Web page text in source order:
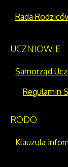
Rada
UCZNIOWIE
Samorząd
Regulamin
RODO
Klauzula